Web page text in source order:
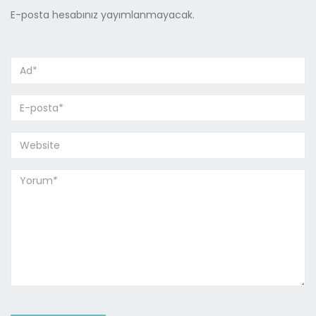
E-posta hesabınız yayımlanmayacak.